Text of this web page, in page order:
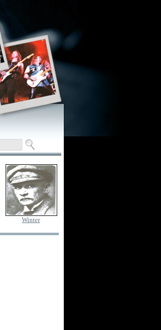
Winter